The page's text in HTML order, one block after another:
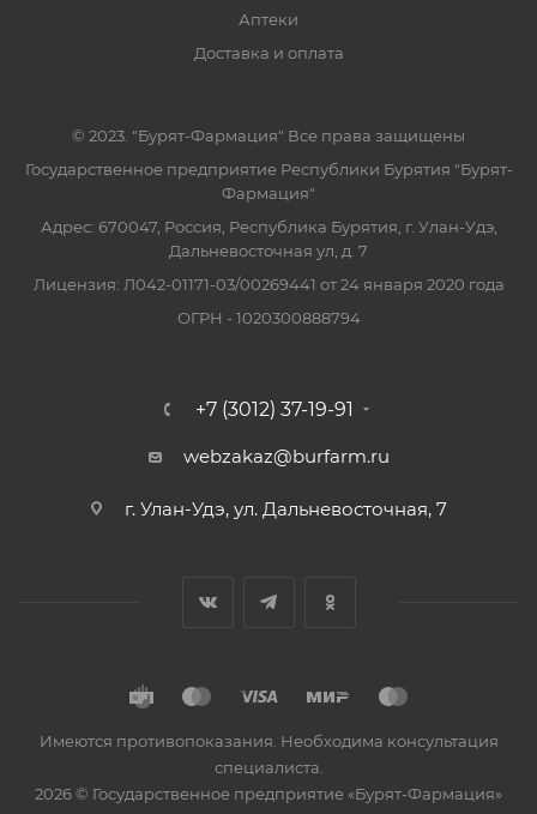
Аптеки
Доставка и оплата
© 2023. "Бурят-Фармация" Все права защищены
Государственное предприятие Республики Бурятия "Бурят-
Фармация"
Адрес: 670047, Россия, Республика Бурятия, г. Улан-Удэ,
Дальневосточная ул, д. 7
Лицензия: Л042-01171-03/00269441 от 24 января 2020 года
ОГРН - 1020300888794
+7 (3012) 37-19-91
webzakaz@burfarm.ru
г. Улан-Удэ, ул. Дальневосточная, 7
Имеются противопоказания. Необходима консультация
специалиста.
2026 © Государственное предприятие «Бурят-Фармация»